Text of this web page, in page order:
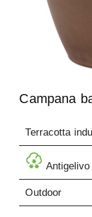
Campana
Terracotta
Antigelivo
Outdoor